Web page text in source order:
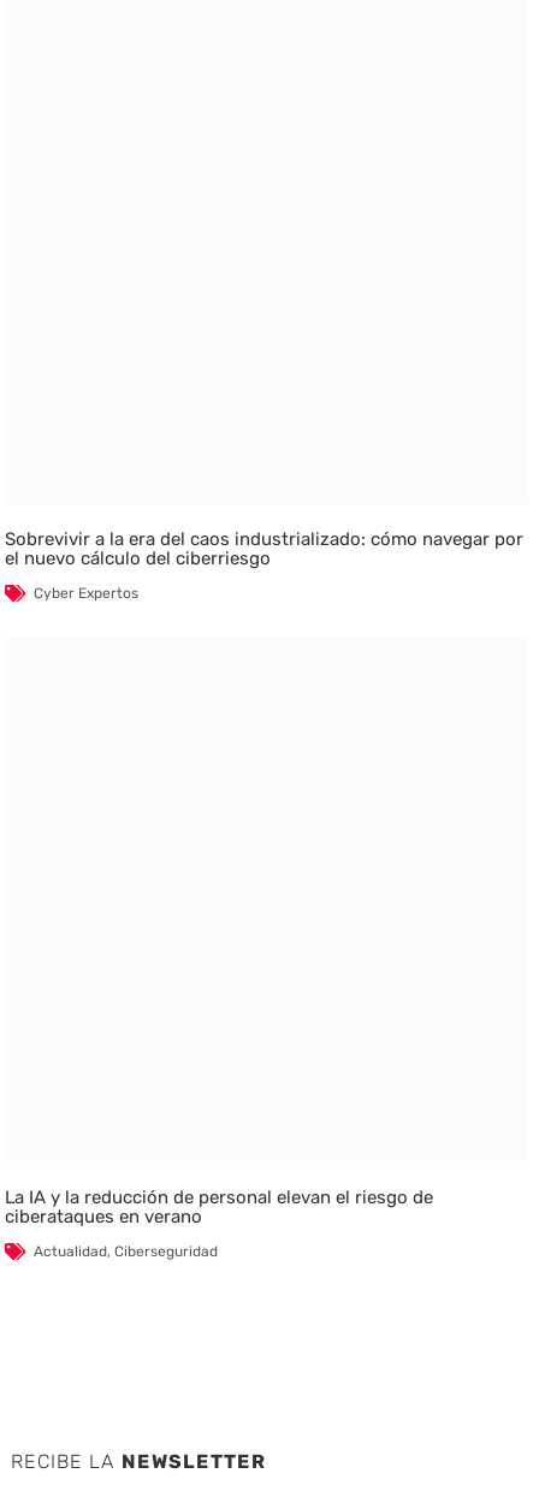
Sobrevivir a la era del caos industrializado: cómo navegar por
el nuevo cálculo del ciberriesgo
Cyber Expertos
La IA y la reducción de personal elevan el riesgo de
ciberataques en verano
Actualidad,Ciberseguridad
RECIBE LA NEWSLETTER